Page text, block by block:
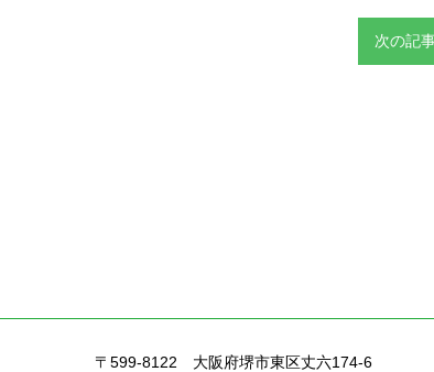
次の記
〒599-8122 大阪府堺市東区丈六174-6